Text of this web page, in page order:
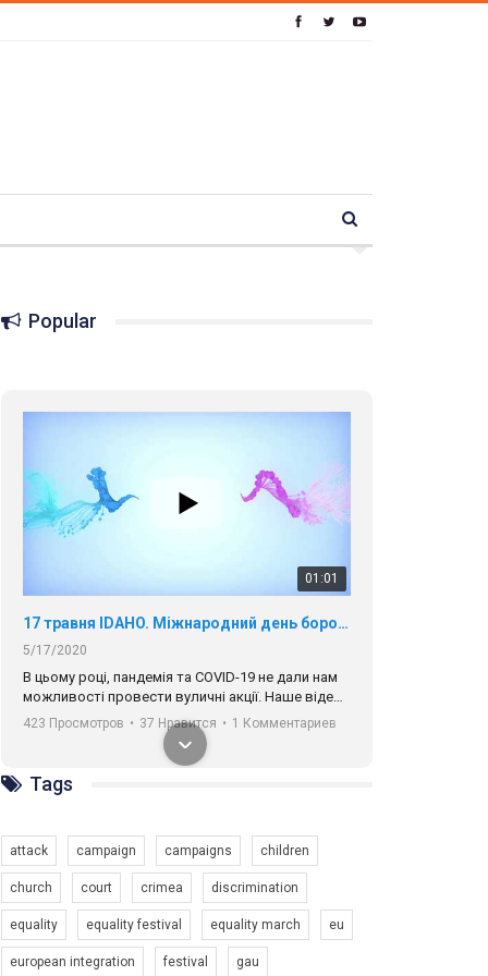
Popular
01:01
17 травня IDAHO. Міжнародний день боротьби з гомофобією трансфобією і біфобія.
5/17/2020
В цьому році, пандемія та COVІD-19 не дали нам
можливості провести вуличні акції. Наше відео-
звернення про те, що навіть коли ми у різних
містах та не можемо зустрінеться, ми разом. Ми
закликаємо всіх хто поділяє цінності рівності та
солідарності, приєднатися до нас. Регіональні
підрозділи ГАУ є в 16 областях України.
423 Просмотров • 37 Нравится • 1 Комментариев
Tags
attack campaign campaigns children
church court crimea discrimination
equality equality festival equality march eu
european integration festival gau